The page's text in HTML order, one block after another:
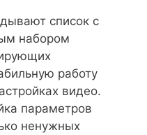
список с
набором
работу
видео.
параметров
ненужных